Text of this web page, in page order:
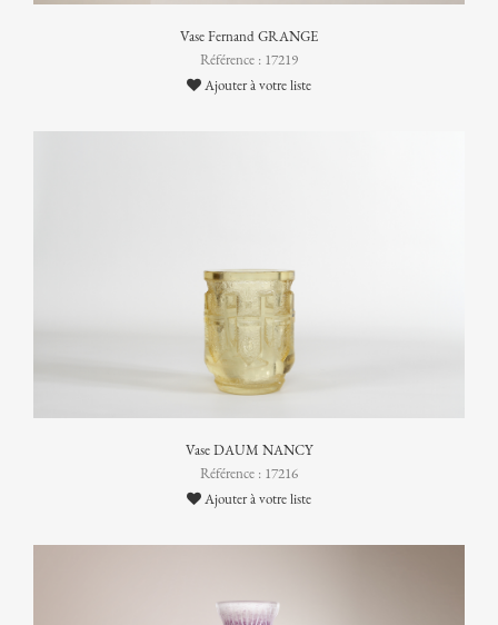
Vase Fernand GRANGE
Référence : 17219
Ajouter à votre liste
Vase DAUM NANCY
Référence : 17216
Ajouter à votre liste